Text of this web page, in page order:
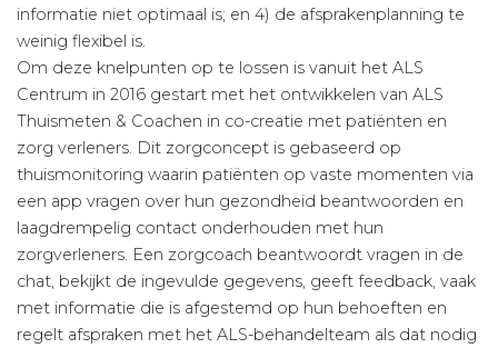
informatie niet optimaal is; en 4) de afsprakenplanning te
weinig flexibel is.
Om deze knelpunten op te lossen is vanuit het ALS
Centrum in 2016 gestart met het ontwikkelen van ALS
Thuismeten & Coachen in co-creatie met patiënten en
zorg verleners. Dit zorgconcept is gebaseerd op
thuismonitoring waarin patiënten op vaste momenten via
een app vragen over hun gezondheid beantwoorden en
laag­drempelig contact onderhouden met hun
zorgverleners. Een zorgcoach beantwoordt vragen in de
chat, bekijkt de ingevulde gegevens, geeft feedback, vaak
met informatie die is afgestemd op hun behoeften en
regelt afspraken met het ALS-behandelteam als dat nodig